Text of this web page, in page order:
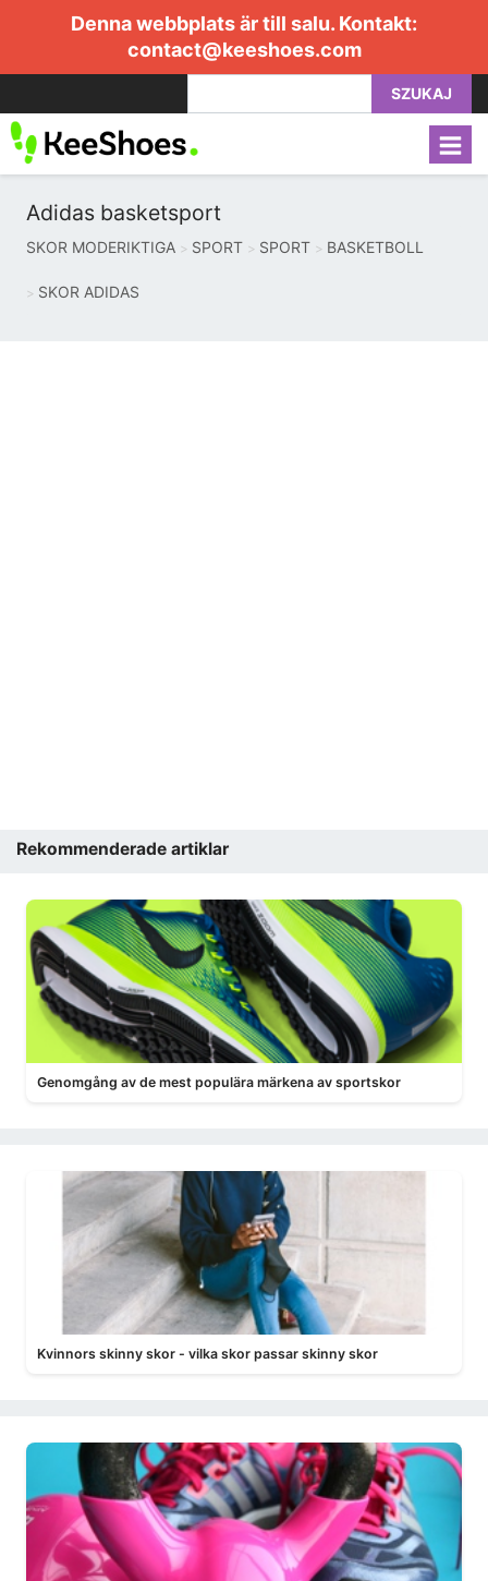
Denna webbplats är till salu. Kontakt:
contact@keeshoes.com
SZUKAJ
Adidas basketsport
SKOR MODERIKTIGA SPORT SPORT BASKETBOLL
SKOR ADIDAS
Rekommenderade artiklar
Genomgång av de mest populära märkena av sportskor
Kvinnors skinny skor - vilka skor passar skinny skor